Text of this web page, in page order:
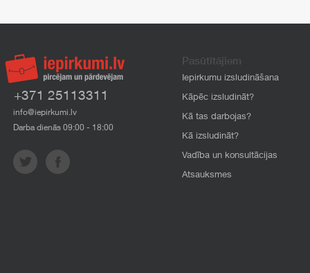
+371 25113311
info@iepirkumi.lv
Darba dienās 09:00 - 18:00
Pasūtītājiem
Iepirkumu izsludināšana
Kāpēc izsludināt?
Kā tas darbojas?
Kā izsludināt?
Vadība un konsultācijas
Atsauksmes